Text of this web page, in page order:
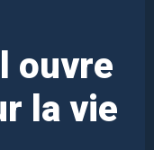
ouvre
la vie